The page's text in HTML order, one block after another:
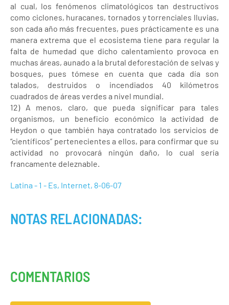
al cual, los fenómenos climatológicos tan destructivos
como ciclones, huracanes, tornados y torrenciales lluvias,
son cada año más frecuentes, pues prácticamente es una
manera extrema que el ecosistema tiene para regular la
falta de humedad que dicho calentamiento provoca en
muchas áreas, aunado a la brutal deforestación de selvas y
bosques, pues tómese en cuenta que cada día son
talados, destruidos o incendiados 40 kilómetros
cuadrados de áreas verdes a nivel mundial.
12) A menos, claro, que pueda significar para tales
organismos, un beneficio económico la actividad de
Heydon o que también haya contratado los servicios de
“científicos” pertenecientes a ellos, para confirmar que su
actividad no provocará ningún daño, lo cual sería
francamente deleznable.
Latina - 1 - Es, Internet, 8-06-07
NOTAS RELACIONADAS:
COMENTARIOS